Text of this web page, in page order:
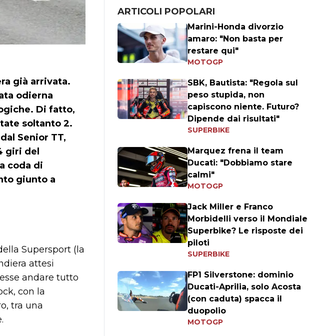
già arrivata.
odierna
Di fatto,
soltanto 2.
Senior TT,
giri del
coda di
giunto a
Supersport (la
attesi
andare tutto
con la
tra una
ARTICOLI POPOLARI
Marini-Honda divorzio
amaro: "Non basta per
restare qui"
MOTOGP
SBK, Bautista: "Regola sul
peso stupida, non
capiscono niente. Futuro?
Dipende dai risultati"
SUPERBIKE
Marquez frena il team
Ducati: "Dobbiamo stare
calmi"
MOTOGP
Jack Miller e Franco
Morbidelli verso il Mondiale
Superbike? Le risposte dei
piloti
SUPERBIKE
FP1 Silverstone: dominio
Ducati-Aprilia, solo Acosta
(con caduta) spacca il
duopolio
MOTOGP